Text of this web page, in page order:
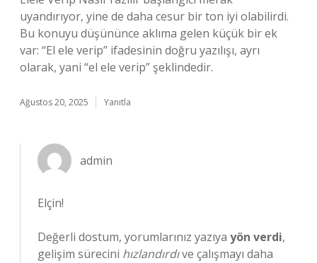
uyandırıyor, yine de daha cesur bir ton iyi olabilirdi.
Bu konuyu düşününce aklıma gelen küçük bir ek
var: “El ele verip” ifadesinin doğru yazılışı, ayrı
olarak, yani “el ele verip” şeklindedir.
Ağustos 20, 2025 Yanıtla
admin
Elçin!
Değerli dostum, yorumlarınız yazıya yön verdi,
gelişim sürecini hızlandırdıve çalışmayı daha